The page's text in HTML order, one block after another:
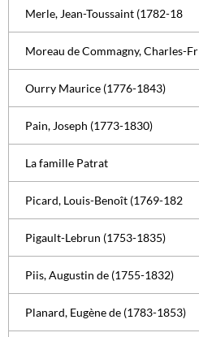
Merle, Jean-Toussaint (1782-18
Moreau de Commagny, Charles-Fr
Ourry Maurice (1776-1843)
Pain, Joseph (1773-1830)
La famille Patrat
Picard, Louis-Benoît (1769-182
Pigault-Lebrun (1753-1835)
Piis, Augustin de (1755-1832)
Planard, Eugène de (1783-1853)